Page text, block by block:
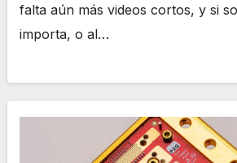
falta aún más videos cortos, y si
importa, o al…